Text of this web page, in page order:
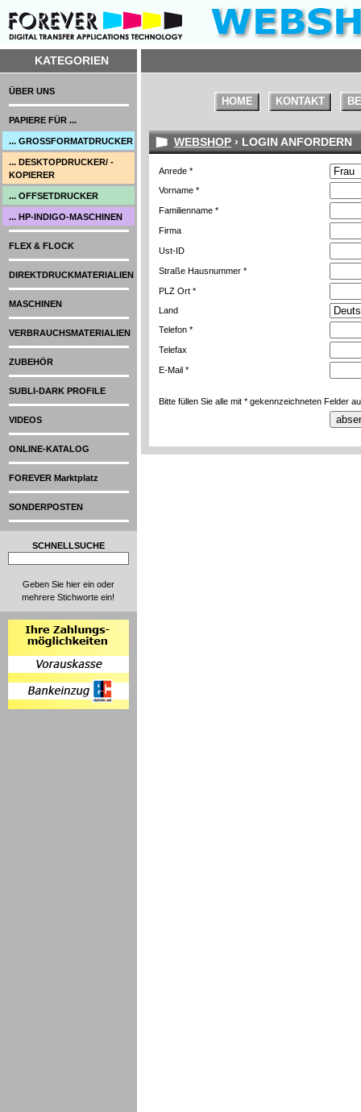
KATEGORIEN
SCHNELLSUCHE
Geben Sie hier ein oder
mehrere Stichworte ein!
HOME KONTAKT
WEBSHOP › LOGIN ANFORDERN
Anrede *
Vorname *
Familienname *
Firma
Ust-ID
Straße Hausnummer *
PLZ Ort *
Land
Telefon *
Telefax
E-Mail *
Bitte füllen Sie alle mit * gekennzeichneten Felder
ÜBER UNS
PAPIERE FÜR ...
... GROSSFORMATDRUCKER
... DESKTOPDRUCKER/ -
KOPIERER
... OFFSETDRUCKER
... HP-INDIGO-MASCHINEN
FLEX & FLOCK
DIREKTDRUCKMATERIALIEN
MASCHINEN
VERBRAUCHSMATERIALIEN
ZUBEHÖR
SUBLI-DARK PROFILE
VIDEOS
ONLINE-KATALOG
FOREVER Marktplatz
SONDERPOSTEN